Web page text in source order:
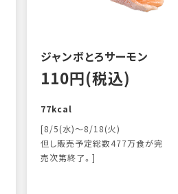
ジャンボとろサーモン
110円(税込)
77kcal
[8/5(水)～8/18(火)
但し販売予定総数477万食が完
売次第終了。]